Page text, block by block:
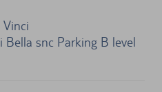
Bella snc Parking B level